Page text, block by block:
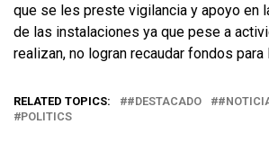
que se les preste vigilancia y apoyo en
de las instalaciones ya que pese a
realizan, no logran recaudar fondos para
RELATED TOPICS: #DESTACADO
POLITICS